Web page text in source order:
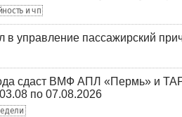
и чп
в управление пассажирский
сдаст ВМФ АПЛ «Пермь» и
по 07.08.2026